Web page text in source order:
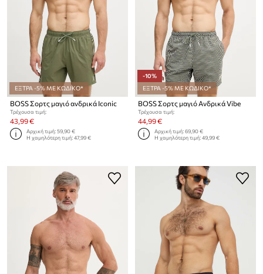
ΕΞΤΡΑ -5% ΜΕ ΚΩΔΙΚΟ*
BOSS Σορτς μαγιό ανδρικά Iconic
Τρέχουσα τιμή:
43,99 €
Αρχική τιμή:59,90 €
Η χαμηλότερη τιμή:47,99 €
-10%
ΕΞΤΡΑ -5% ΜΕ ΚΩΔΙΚΟ*
BOSS Σορτς μαγιό Ανδρικά Vibe
Τρέχουσα τιμή:
44,99 €
Αρχική τιμή:69,90 €
Η χαμηλότερη τιμή:49,99 €